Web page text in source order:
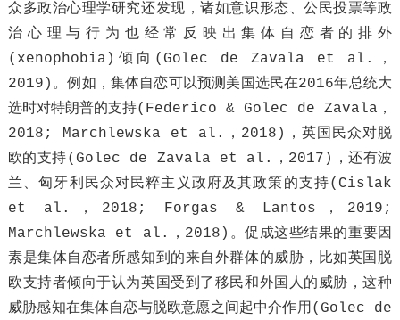
众多政治心理学研究还发现，诸如意识形态、公民投票等政
治心理与行为也经常反映出集体自恋者的排外
(xenophobia)倾向(Golec de Zavala et al.，
2019)。例如，集体自恋可以预测美国选民在2016年总统大
选时对特朗普的支持(Federico & Golec de Zavala，
2018; Marchlewska et al.，2018)，英国民众对脱
欧的支持(Golec de Zavala et al.，2017)，还有波
兰、匈牙利民众对民粹主义政府及其政策的支持(Cislak
et al.，2018; Forgas & Lantos，2019;
Marchlewska et al.，2018)。促成这些结果的重要因
素是集体自恋者所感知到的来自外群体的威胁，比如英国脱
欧支持者倾向于认为英国受到了移民和外国人的威胁，这种
威胁感知在集体自恋与脱欧意愿之间起中介作用(Golec de